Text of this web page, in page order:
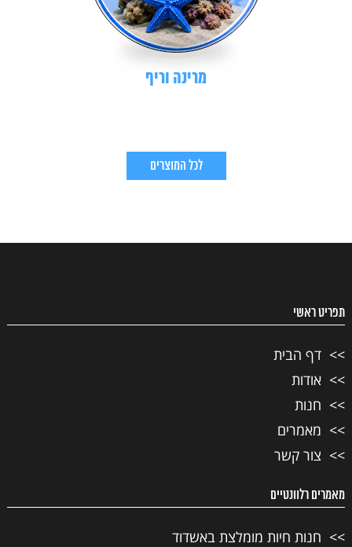
מרינה וריף
לכל המוצרים
תפריט ראשי
דף הבית
אודות
חנות
מאמרים
צור קשר
מאמרים רלוונטיים
חנות חיות מומלצת באשדוד